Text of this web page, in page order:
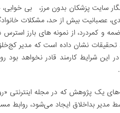
سایت پزشکان بدون مرز، بی
عصبانیت بیش از حد، مشکلات
و کمردرد، از نمونه های بارز
نشان داده است که مدیر
در این شرایط کارمند قادر نخواهد
یک پژوهش که در مجله
مدیر بداخلاق ایجاد می‌شود، روابط